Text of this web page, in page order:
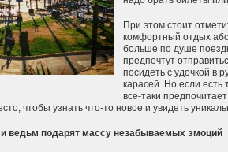
При этом стоит
комфортный отдых
больше по душе
предпочтут
посидеть с удочкой в
карасей. Но если есть
все-таки
чтобы узнать что-то новое и увидеть
и ведьм подарят массу незабываемых эмоций